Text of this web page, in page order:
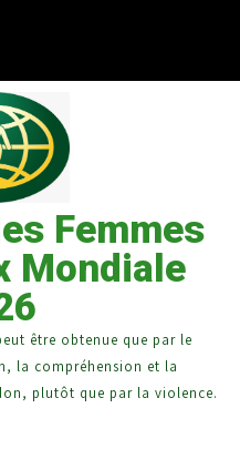
Femmes
Mondiale
être obtenue que par le
la compréhension et la
plutôt que par la violence.